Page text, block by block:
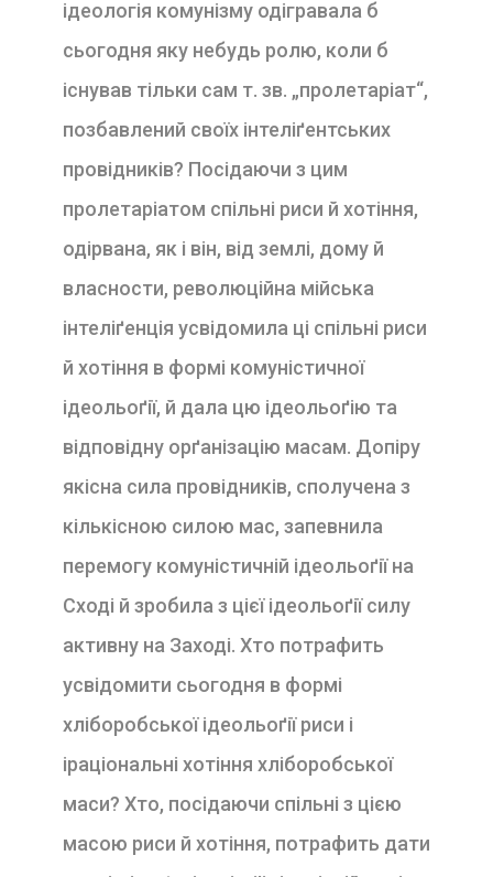
ідеологія комунізму одігравала б
сьогодня яку небудь ролю, коли б
існував тільки сам т. зв. „пролетаріат“,
позбавлений своїх інтеліґентських
провідників? Посідаючи з цим
пролетаріатом спільні риси й хотіння,
одірвана, як і він, від землі, дому й
власности, революційна мійська
інтеліґенція усвідомила ці спільні риси
й хотіння в формі комуністичної
ідеольоґії, й дала цю ідеольоґію та
відповідну орґанізацію масам. Допіру
якісна сила провідників, сполучена з
кількісною силою мас, запевнила
перемогу комуністичній ідеольоґії на
Сході й зробила з цієї ідеольоґії силу
активну на Заході. Хто потрафить
усвідомити сьогодня в формі
хліборобської ідеольоґії риси і
іраціональні хотіння хліборобської
маси? Хто, посідаючи спільні з цією
масою риси й хотіння, потрафить дати